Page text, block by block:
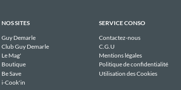
NOS SITES
Guy Demarle
Club Guy Demarle
Le Mag'
Boutique
Be Save
i-Cook'in
SERVICE CONSO
Contactez-nous
C.G.U
Mentions légales
Politique de confidentialité
Utilisation des Cookies